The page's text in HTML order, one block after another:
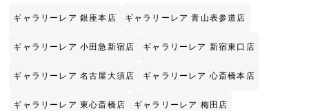
ギャラリーレア 銀座本店 ギャラリーレア 青山表参道店
ギャラリーレア 小田急新宿店 ギャラリーレア 新宿東口店
ギャラリーレア 名古屋大須店 ギャラリーレア 心斎橋本店
ギャラリーレア 東心斎橋店 ギャラリーレア 梅田店